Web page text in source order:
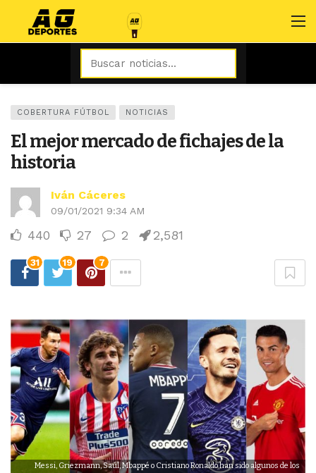
COBERTURA FÚTBOL NOTICIAS
El mejor mercado de fichajes de la
historia
Iván Cáceres
09/01/2021 9:34 AM
440 27 2 2,581
31 19 7
Messi, Griezmann, Saúl, Mbappé o Cristiano Ronaldo han sido algunos de los